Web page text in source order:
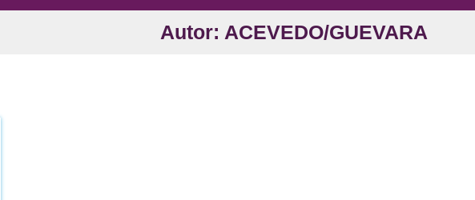
Autor: ACEVEDO/GUEVARA